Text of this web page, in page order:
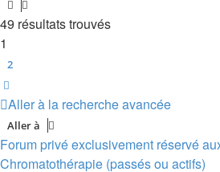
49 résultats trouvés
1
2
Aller à la recherche avancée
Aller à
Forum privé exclusivement réservé
Chromatothérapie (passés ou actifs)